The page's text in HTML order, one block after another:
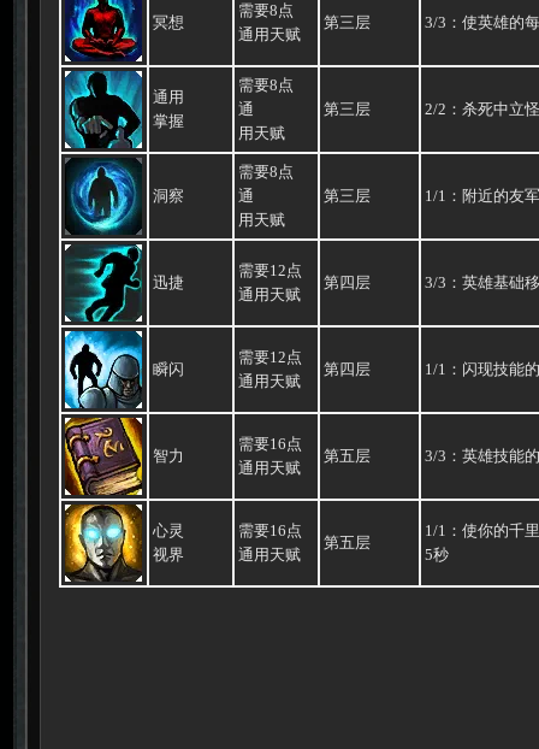
冥想
需要8点
通用天赋
第三层 3/3：使英雄的
通用
掌握
需要8点
通
用天赋
第三层 2/2：杀死中立
洞察
需要8点
通
用天赋
第三层 1/1：附近的友
迅捷
需要12点
通用天赋
第四层 3/3：英雄基础
瞬闪
需要12点
通用天赋
第四层 1/1：闪现技能
智力
需要16点
通用天赋
第五层 3/3：英雄技能
心灵
视界
需要16点
通用天赋
第五层
1/1：使你的千
5秒